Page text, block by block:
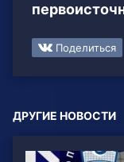
Поделиться
ДРУГИЕ НОВОСТИ